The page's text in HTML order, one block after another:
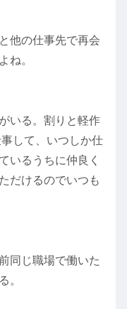
他の仕事先で再会
ね。
いる。割りと軽作
して、いつしか仕
いるうちに仲良く
だけるのでいつも
同じ職場で働いた
。